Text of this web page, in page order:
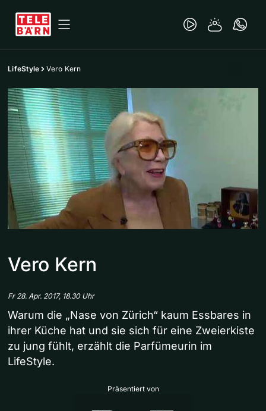
LifeStyle Vero Kern
Vero Kern
Fr 28. Apr. 2017, 18.30 Uhr
Warum die „Nase von Zürich“ kaum Essbares in
ihrer Küche hat und sie sich für eine Zweierkiste
zu jung fühlt, erzählt die Parfümeurin im
LifeStyle.
Präsentiert von